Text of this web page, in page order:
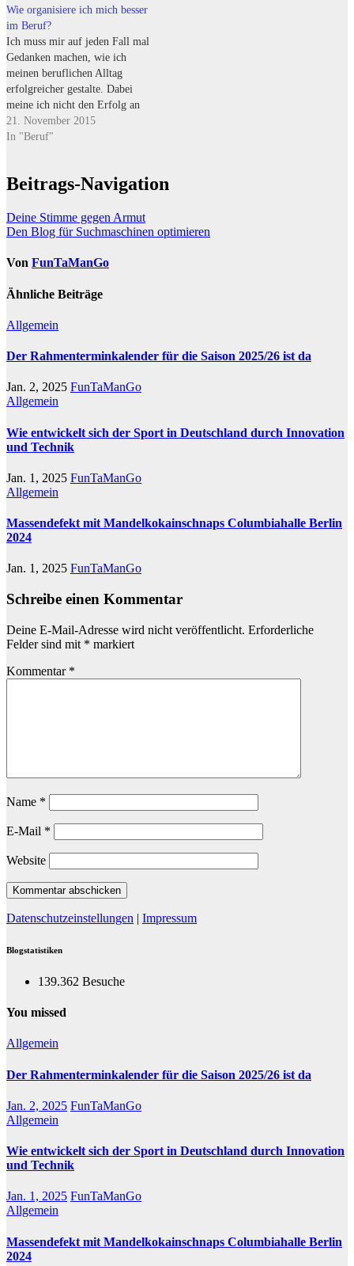
Rückenbeschwerden auf.
Federer sagte bei einer
Ansprache auf dem Centercourt,
es sei eine „schwere, aber
richtige…
Wie organisiere ich mich besser
im Beruf?
Ich muss mir auf jeden Fall mal
Gedanken machen, wie ich
meinen beruflichen Alltag
erfolgreicher gestalte. Dabei
meine ich nicht den Erfolg an
sich, sondern das Organisieren
der anfallenden Arbeiten. Hierzu
nach Prioritäten zu unterteilen.
den Tag als…
21. November 2015
In "Beruf"
Beitrags-Navigation
Deine Stimme gegen Armut
Den Blog für Suchmaschinen optimieren
Von FunTaManGo
Ähnliche Beiträge
Allgemein
Der Rahmenterminkalender für die Saison 2025/26 ist da
Jan. 2, 2025 FunTaManGo
Allgemein
Wie entwickelt sich der Sport in Deutschland durch Innovation
und Technik
Jan. 1, 2025 FunTaManGo
Allgemein
Massendefekt mit Mandelkokainschnaps Columbiahalle Berlin
2024
Jan. 1, 2025 FunTaManGo
Schreibe einen Kommentar
Deine E-Mail-Adresse wird nicht veröffentlicht. Erforderliche
Felder sind mit * markiert
Kommentar *
Name *
E-Mail *
Website
Datenschutzeinstellungen | Impressum
Blogstatistiken
139.362 Besuche
You missed
Allgemein
Der Rahmenterminkalender für die Saison 2025/26 ist da
Jan. 2, 2025 FunTaManGo
Allgemein
Wie entwickelt sich der Sport in Deutschland durch Innovation
und Technik
Jan. 1, 2025 FunTaManGo
Allgemein
Massendefekt mit Mandelkokainschnaps Columbiahalle Berlin
2024